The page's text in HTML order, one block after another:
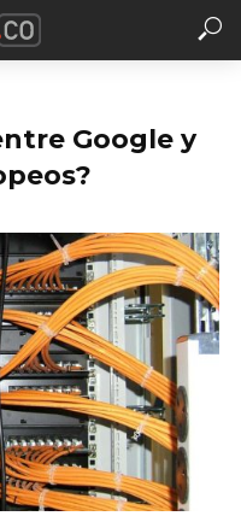
Google y